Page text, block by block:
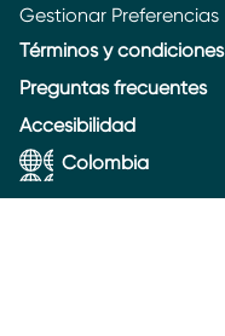
Gestionar Preferencias
Términos y condiciones
Preguntas frecuentes
Accesibilidad
Colombia